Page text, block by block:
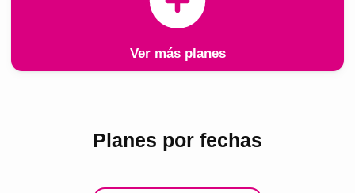
Ver más planes
Planes por fechas